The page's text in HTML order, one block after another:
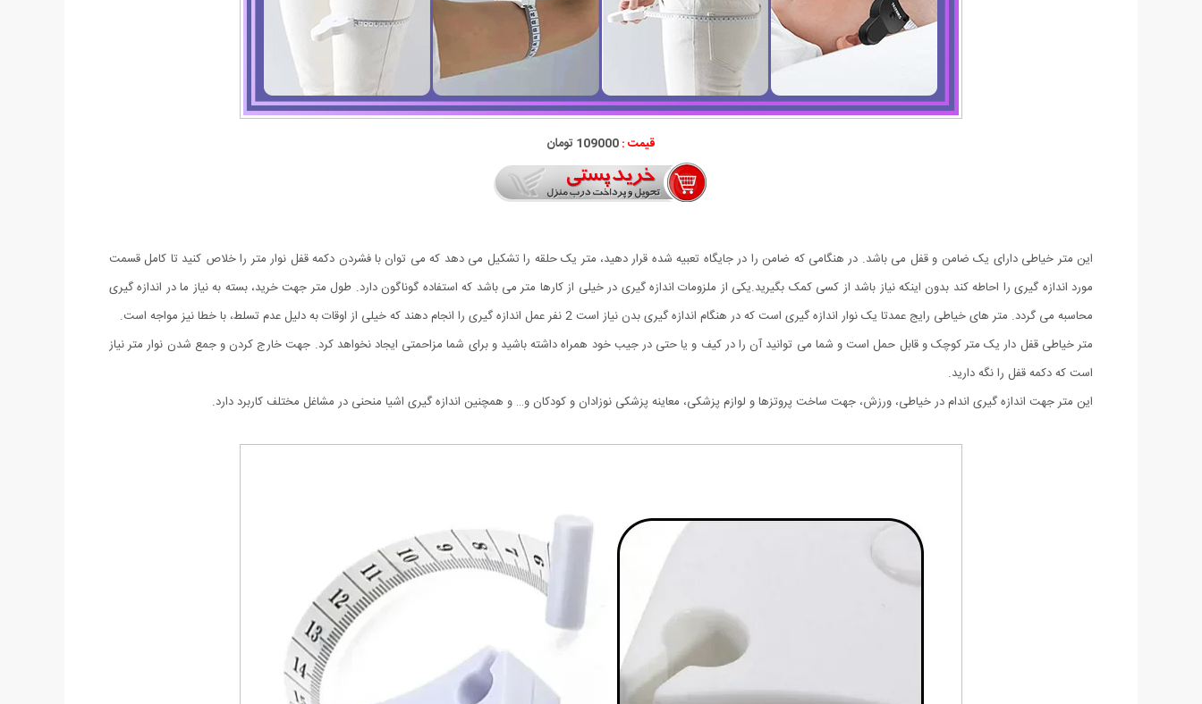
قیمت :109000 تومان
این متر خیاطی دارای یک ضامن و قفل می باشد. در هنگامی که ضامن را در جایگاه تعبیه شده قرار دهید، متر یک حلقه را تشکیل می دهد که می توان با فشردن دکمه قفل نوار متر را خلاص کنید تا کامل قسمت
مورد اندازه گیری را احاطه کند بدون اینکه نیاز باشد از کسی کمک بگیرید.یکی از ملزومات اندازه گیری در خیلی از کارها متر می باشد که استفاده گوناگون دارد. طول متر جهت خرید، بسته به نیاز ما در اندازه گیری
محاسبه می گردد. متر های خیاطی رایج عمدتا یک نوار اندازه گیری است که در هنگام اندازه گیری بدن نیاز است 2 نفر عمل اندازه گیری را انجام دهند که خیلی از اوقات به دلیل عدم تسلط، با خطا نیز مواجه است.
متر خیاطی قفل دار یک متر کوچک و قابل حمل است و شما می توانید آن را در کیف و یا حتی در جیب خود همراه داشته باشید و برای شما مزاحمتی ایجاد نخواهد کرد. جهت خارج کردن و جمع شدن نوار متر نیاز
است که دکمه قفل را نگه دارید.
این متر جهت اندازه گیری اندام در خیاطی، ورزش، جهت ساخت پروتزها و لوازم پزشکی، معاینه پزشکی نوزادان و کودکان و… و همچنین اندازه گیری اشیا منحنی در مشاغل مختلف کاربرد دارد.